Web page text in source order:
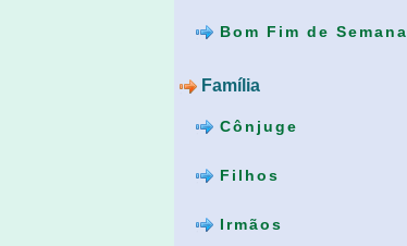
Bom Fim de Semana
Família
Cônjuge
Filhos
Irmãos